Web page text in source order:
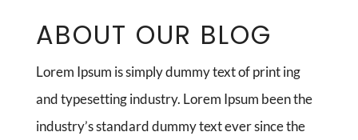
ABOUT OUR BLOG
Lorem Ipsum is simply dummy text of print ing
and typesetting industry. Lorem Ipsum been the
industry’s standard dummy text ever since the